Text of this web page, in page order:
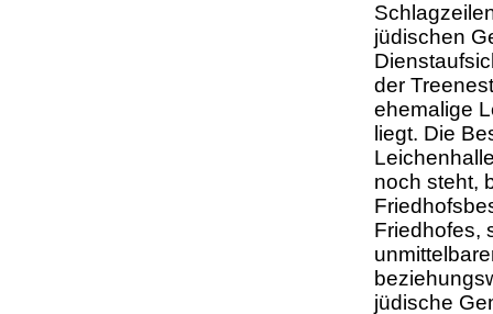
jüdischen
der
ehemalige
liegt. Die
noch steht,
Friedhofes,
jüdische